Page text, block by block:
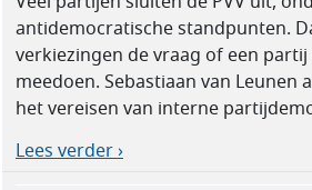
antidemocratische standpunten.
verkiezingen de vraag of een
meedoen. Sebastiaan van Leunen
het vereisen van interne
Lees verder ›